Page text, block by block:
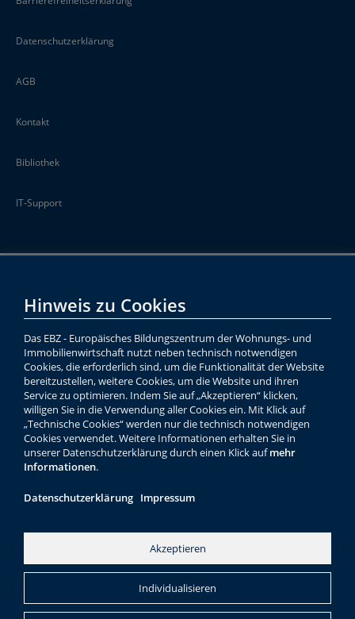
Datenschutzerklärung
AGB
Kontakt
Bibliothek
IT-Support
Hinweis zu Cookies
Das EBZ - Europäisches Bildungszentrum der Wohnungs- und
Immobilienwirtschaft nutzt neben technisch notwendigen
Cookies, die erforderlich sind, um die Funktionalität der Website
bereitzustellen, weitere Cookies, um die Website und ihren
Service zu optimieren. Indem Sie auf „Akzeptieren“ klicken,
willigen Sie in die Verwendung aller Cookies ein. Mit Klick auf
„Technische Cookies“ werden nur die technisch notwendigen
Cookies verwendet. Weitere Informationen erhalten Sie in
unserer Datenschutzerklärung durch einen Klick aufmehr
Informationen.
Datenschutzerklärung Impressum
Akzeptieren
Individualisieren